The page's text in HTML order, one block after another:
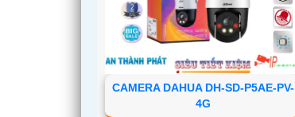
CAMERA DAHUA DH-SD-P5AE-PV-
4G